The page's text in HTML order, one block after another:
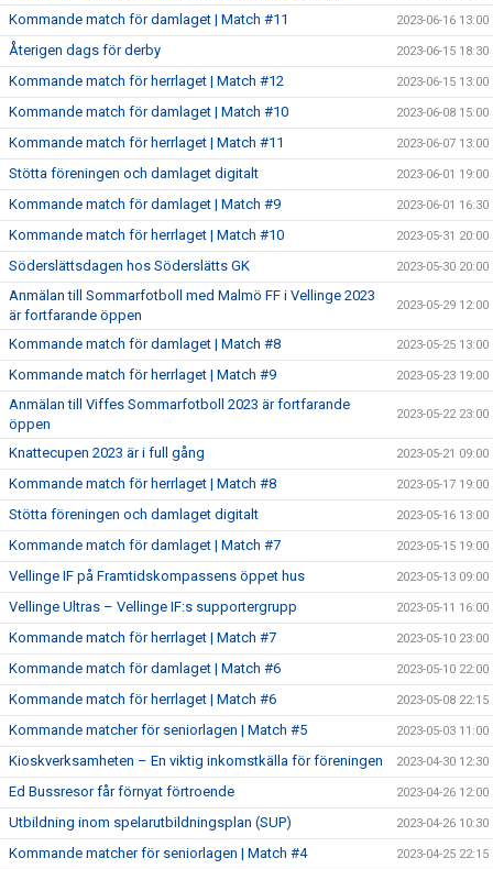
Kommande match för damlaget | Match #11 2023-06-16 13:00
Återigen dags för derby 2023-06-15 18:30
Kommande match för herrlaget | Match #12 2023-06-15 13:00
Kommande match för damlaget | Match #10 2023-06-08 15:00
Kommande match för herrlaget | Match #11 2023-06-07 13:00
Stötta föreningen och damlaget digitalt 2023-06-01 19:00
Kommande match för damlaget | Match #9 2023-06-01 16:30
Kommande match för herrlaget | Match #10 2023-05-31 20:00
Söderslättsdagen hos Söderslätts GK 2023-05-30 20:00
Anmälan till Sommarfotboll med Malmö FF i Vellinge 2023
är fortfarande öppen
2023-05-29 12:00
Kommande match för damlaget | Match #8 2023-05-25 13:00
Kommande match för herrlaget | Match #9 2023-05-23 19:00
Anmälan till Viffes Sommarfotboll 2023 är fortfarande
öppen
2023-05-22 23:00
Knattecupen 2023 är i full gång 2023-05-21 09:00
Kommande match för herrlaget | Match #8 2023-05-17 19:00
Stötta föreningen och damlaget digitalt 2023-05-16 13:00
Kommande match för damlaget | Match #7 2023-05-15 19:00
Vellinge IF på Framtidskompassens öppet hus 2023-05-13 09:00
Vellinge Ultras – Vellinge IF:s supportergrupp 2023-05-11 16:00
Kommande match för herrlaget | Match #7 2023-05-10 23:00
Kommande match för damlaget | Match #6 2023-05-10 22:00
Kommande match för herrlaget | Match #6 2023-05-08 22:15
Kommande matcher för seniorlagen | Match #5 2023-05-03 11:00
Kioskverksamheten – En viktig inkomstkälla för föreningen 2023-04-30 12:30
Ed Bussresor får förnyat förtroende 2023-04-26 12:00
Utbildning inom spelarutbildningsplan (SUP) 2023-04-26 10:30
Kommande matcher för seniorlagen | Match #4 2023-04-25 22:15